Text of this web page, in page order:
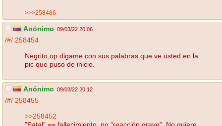
>>>258486
Anónimo 09/03/22 20:06
/#/ 258454
Negrito,op digame con sus palabras que ve usted en la
pic que puso de inicio.
Anónimo 09/03/22 20:12
/#/ 258455
>>258452